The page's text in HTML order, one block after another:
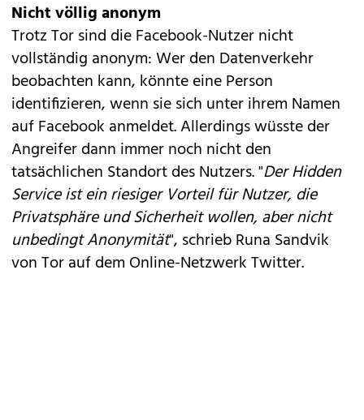
Nicht völlig anonym
Trotz Tor sind die Facebook-Nutzer nicht
vollständig anonym: Wer den Datenverkehr
beobachten kann, könnte eine Person
identifizieren, wenn sie sich unter ihrem Namen
auf Facebook anmeldet. Allerdings wüsste der
Angreifer dann immer noch nicht den
tatsächlichen Standort des Nutzers. "Der Hidden
Service ist ein riesiger Vorteil für Nutzer, die
Privatsphäre und Sicherheit wollen, aber nicht
unbedingt Anonymität", schrieb Runa Sandvik
von Tor auf dem Online-Netzwerk Twitter.